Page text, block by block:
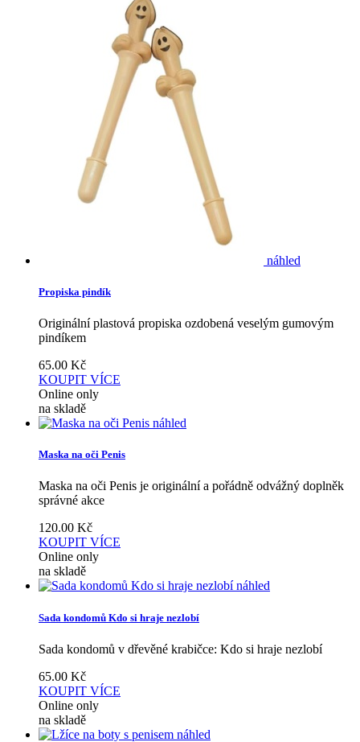
náhled
Propiska pindík
Originální plastová propiska ozdobená veselým gumovým
pindíkem
65.00 Kč
KOUPIT VÍCE
Online only
na skladě
náhled
Maska na oči Penis
Maska na oči Penis je originální a pořádně odvážný doplněk
správné akce
120.00 Kč
KOUPIT VÍCE
Online only
na skladě
náhled
Sada kondomů Kdo si hraje nezlobí
Sada kondomů v dřevěné krabičce: Kdo si hraje nezlobí
65.00 Kč
KOUPIT VÍCE
Online only
na skladě
náhled